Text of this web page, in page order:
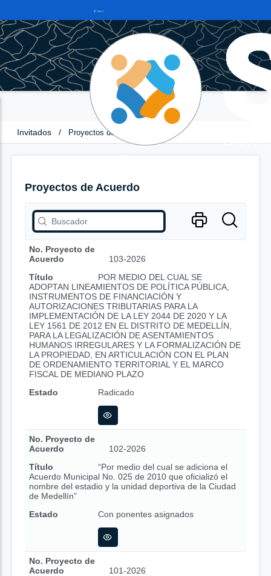
Invitados / Proyectos de Acuerdo
Proyectos de Acuerdo
No. Proyecto de
Acuerdo
103-2026
Título
POR MEDIO DEL CUAL SE
ADOPTAN LINEAMIENTOS DE POLÍTICA PÚBLICA,
INSTRUMENTOS DE FINANCIACIÓN Y
AUTORIZACIONES TRIBUTARIAS PARA LA
IMPLEMENTACIÓN DE LA LEY 2044 DE 2020 Y LA
LEY 1561 DE 2012 EN EL DISTRITO DE MEDELLÍN,
PARA LA LEGALIZACIÓN DE ASENTAMIENTOS
HUMANOS IRREGULARES Y LA FORMALIZACIÓN DE
LA PROPIEDAD, EN ARTICULACIÓN CON EL PLAN
DE ORDENAMIENTO TERRITORIAL Y EL MARCO
FISCAL DE MEDIANO PLAZO
Estado
Radicado
No. Proyecto de
Acuerdo
102-2026
Título
“Por medio del cual se adiciona el
Acuerdo Municipal No. 025 de 2010 que oficializó el
nombre del estadio y la unidad deportiva de la Ciudad
de Medellín”
Estado
Con ponentes asignados
No. Proyecto de
Acuerdo
101-2026